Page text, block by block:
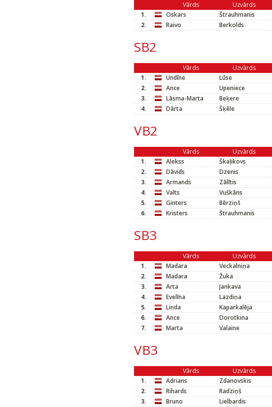
Vārds Uzvārds
1.
Oskars Štrauhmanis
2.
Raivo Berkolds
SB2
Vārds Uzvārds
1.
Undīne Lūse
2.
Ance Upeniece
3.
Lāsma-Marta Beķere
4.
Dārta Šķēle
VB2
Vārds Uzvārds
1.
Alekss Škaļikovs
2.
Dāvids Dzenis
3.
Armands Zālītis
4.
Valts Vuškāns
5.
Ginters Bērziņš
6.
Kristers Štrauhmanis
SB3
Vārds Uzvārds
1.
Madara Veckalniņa
2.
Madara Žuka
3.
Arta Jankava
4.
Evelīna Lazdiņa
5.
Linda Kaparkalēja
6.
Ance Dorotkina
7.
Marta Valaine
VB3
Vārds Uzvārds
1.
Adrians Zdanovskis
2.
Rihards Radziņš
3.
Bruno Lielbardis